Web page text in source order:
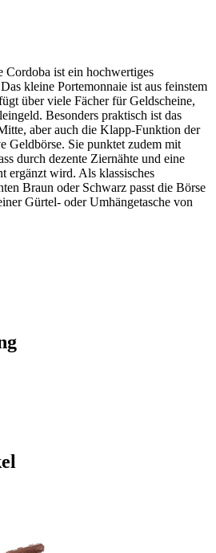
Cordoba ist ein hochwertiges
kleine Portemonnaie ist aus feinstem
über viele Fächer für Geldscheine,
Besonders praktisch ist das
aber auch die Klapp-Funktion der
Geldbörse. Sie punktet zudem mit
durch dezente Ziernähte und eine
ergänzt wird. Als klassisches
Braun oder Schwarz passt die Börse
Gürtel- oder Umhängetasche von